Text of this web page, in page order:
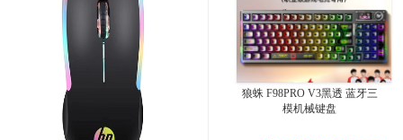
狼蛛 F98PRO V3黑透 蓝牙三
模机械键盘